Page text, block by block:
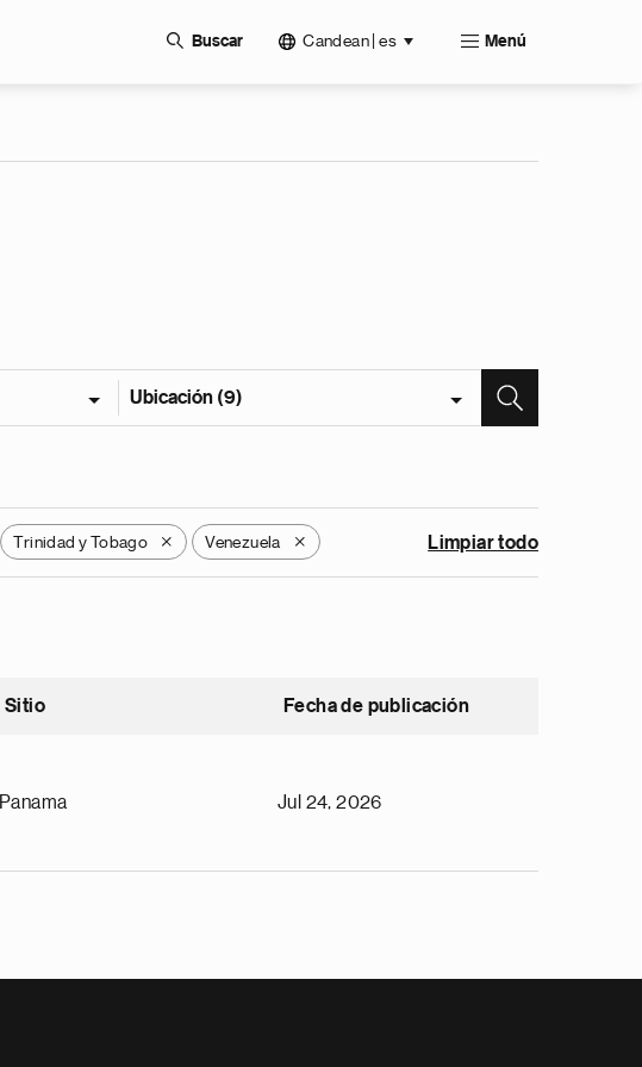
Buscar Candean | es Menú
Ubicación (9)
Trinidad y Tobago X Venezuela X Limpiar todo
Sitio Fecha de publicación
Panama Jul 24, 2026